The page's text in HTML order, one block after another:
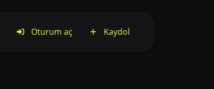
Oturum aç Kaydol